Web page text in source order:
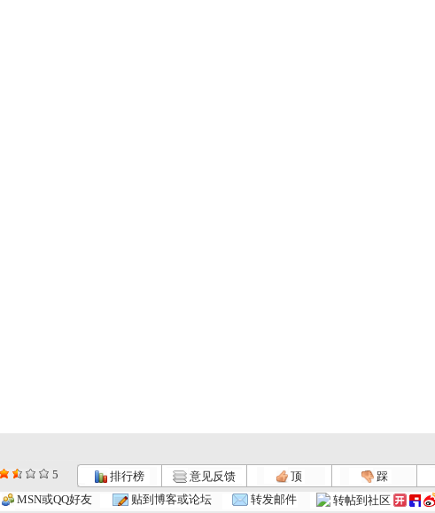
5 排行榜 意见反馈 顶
踩
MSN或QQ好友 贴到博客或论坛 转发邮件 转帖到社区